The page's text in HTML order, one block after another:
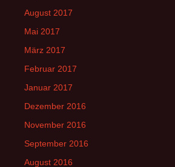
August 2017
Mai 2017
März 2017
Februar 2017
Januar 2017
Dezember 2016
November 2016
September 2016
August 2016